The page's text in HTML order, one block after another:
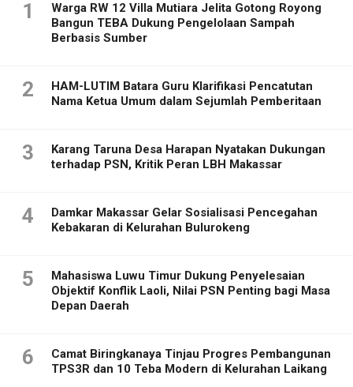
1
Warga RW 12 Villa Mutiara Jelita Gotong Royong
Bangun TEBA Dukung Pengelolaan Sampah
Berbasis Sumber
2
HAM-LUTIM Batara Guru Klarifikasi Pencatutan
Nama Ketua Umum dalam Sejumlah Pemberitaan
3
Karang Taruna Desa Harapan Nyatakan Dukungan
terhadap PSN, Kritik Peran LBH Makassar
4
Damkar Makassar Gelar Sosialisasi Pencegahan
Kebakaran di Kelurahan Bulurokeng
5
Mahasiswa Luwu Timur Dukung Penyelesaian
Objektif Konflik Laoli, Nilai PSN Penting bagi Masa
Depan Daerah
6
Camat Biringkanaya Tinjau Progres Pembangunan
TPS3R dan 10 Teba Modern di Kelurahan Laikang